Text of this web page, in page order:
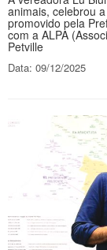
animais, celebrou
promovido pela
com a ALPA
Petville
Data: 09/12/2025